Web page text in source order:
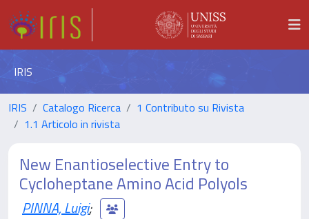
IRIS
IRIS Catalogo Ricerca
1 Contributo su Rivista
1.1 Articolo in rivista
New Enantioselective Entry to
Cycloheptane Amino Acid Polyols
PINNA, Luigi;